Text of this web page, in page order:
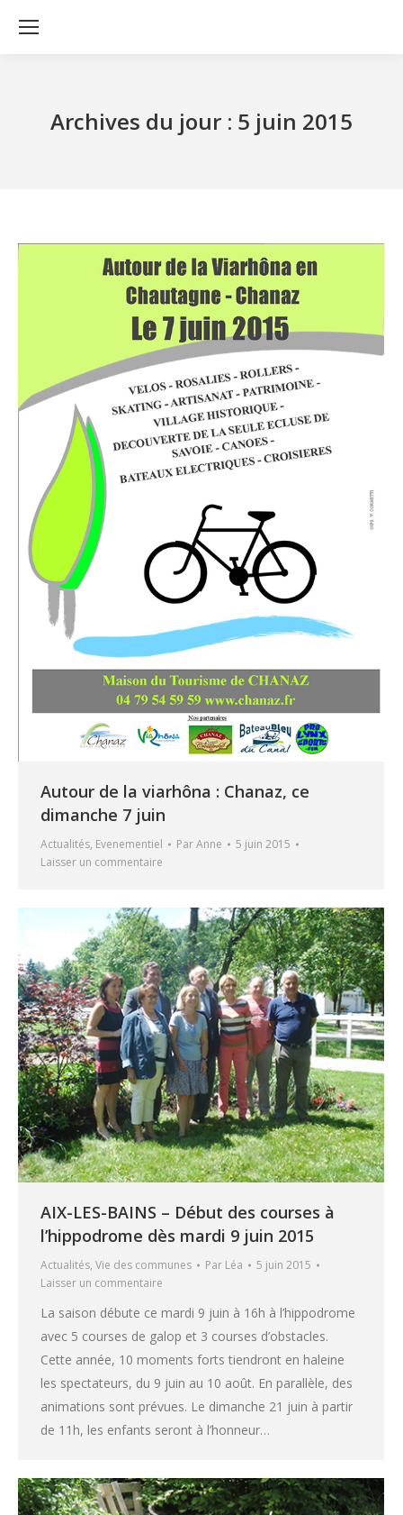
Archives du jour : 5 juin 2015
Autour de la viarhôna : Chanaz, ce
dimanche 7 juin
Actualités, Evenementiel ParAnne
5 juin 2015
Laisser un commentaire
AIX-LES-BAINS – Début des courses à
l’hippodrome dès mardi 9 juin 2015
Actualités, Vie des communes Par Léa
5 juin 2015
Laisser un commentaire
La saison débute ce mardi 9 juin à 16h à l’hippodrome
avec 5 courses de galop et 3 courses d’obstacles.
Cette année, 10 moments forts tiendront en haleine
les spectateurs, du 9 juin au 10 août. En parallèle, des
animations sont prévues. Le dimanche 21 juin à partir
de 11h, les enfants seront à l’honneur…